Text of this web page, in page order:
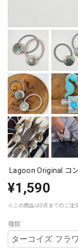
Lagoon Original
¥1,590
※この商品は3点までのご注
種類